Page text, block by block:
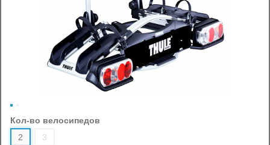
Кол-во велосипедов
2
3